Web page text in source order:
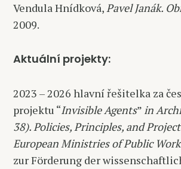
Vendula Hnídková,Pavel Janák.
2009.
Aktuální projekty:
2023 – 2026 hlavní řešitelka za
projektu “Invisible Agents” in
38). Policies, Principles, and
European Ministries of Public
zur Förderung der